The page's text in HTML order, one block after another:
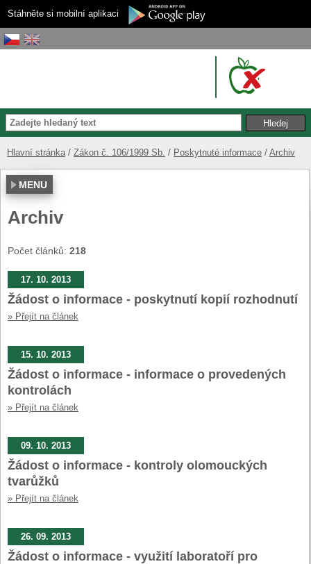
Stáhněte si mobilní aplikaci
Hlavní stránka Zákon č. 106/1999 Sb. Poskytnuté informace Archiv
MENU
Archiv
Počet článků: 218
17. 10. 2013
Žádost o informace - poskytnutí kopií rozhodnutí
» Přejít na článek
15. 10. 2013
Žádost o informace - informace o provedených
kontrolách
» Přejít na článek
09. 10. 2013
Žádost o informace - kontroly olomouckých
tvarůžků
» Přejít na článek
26. 09. 2013
Žádost o informace - využití laboratoří pro